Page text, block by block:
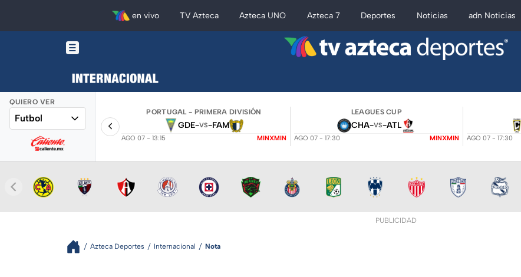
en vivo TV Azteca Azteca UNO Azteca 7 Deportes Noticias adn Noticias
QUIERO VER
Futbol
PORTUGAL - PRIMERA DIVISIÓN
GDE-VS-FAM
AGO 07 - 13:15 MINXMIN
LEAGUES CUP
CHA-VS-ATL
AGO 07 - 17:30 MINXMIN AGO 07 - 17:30
PUBLICIDAD
Azteca Deportes Internacional Nota